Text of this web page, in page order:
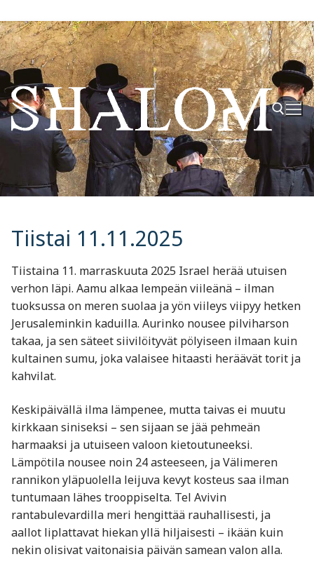
Hyppää
sisältöön
Hae:
Tiistai 11.11.2025
Tiistaina 11. marraskuuta 2025 Israel herää utuisen
verhon läpi. Aamu alkaa lempeän viileänä – ilman
tuoksussa on meren suolaa ja yön viileys viipyy hetken
Jerusaleminkin kaduilla. Aurinko nousee pilviharson
takaa, ja sen säteet siivilöityvät pölyiseen ilmaan kuin
kultainen sumu, joka valaisee hitaasti heräävät torit ja
kahvilat.
Keskipäivällä ilma lämpenee, mutta taivas ei muutu
kirkkaan siniseksi – sen sijaan se jää pehmeän
harmaaksi ja utuiseen valoon kietoutuneeksi.
Lämpötila nousee noin 24 asteeseen, ja Välimeren
rannikon yläpuolella leijuva kevyt kosteus saa ilman
tuntumaan lähes trooppiselta. Tel Avivin
rantabulevardilla meri hengittää rauhallisesti, ja
aallot liplattavat hiekan yllä hiljaisesti – ikään kuin
nekin olisivat vaitonaisia päivän samean valon alla.